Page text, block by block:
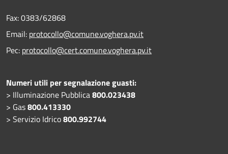
Fax:0383/62868
Email: protocollo@comune.voghera.pv.it
Pec: protocollo@cert.comune.voghera.pv.it
Numeri utili per segnalazione guasti:
> Illuminazione Pubblica800.023438
> Gas800.413330
> Servizio Idrico800.992744